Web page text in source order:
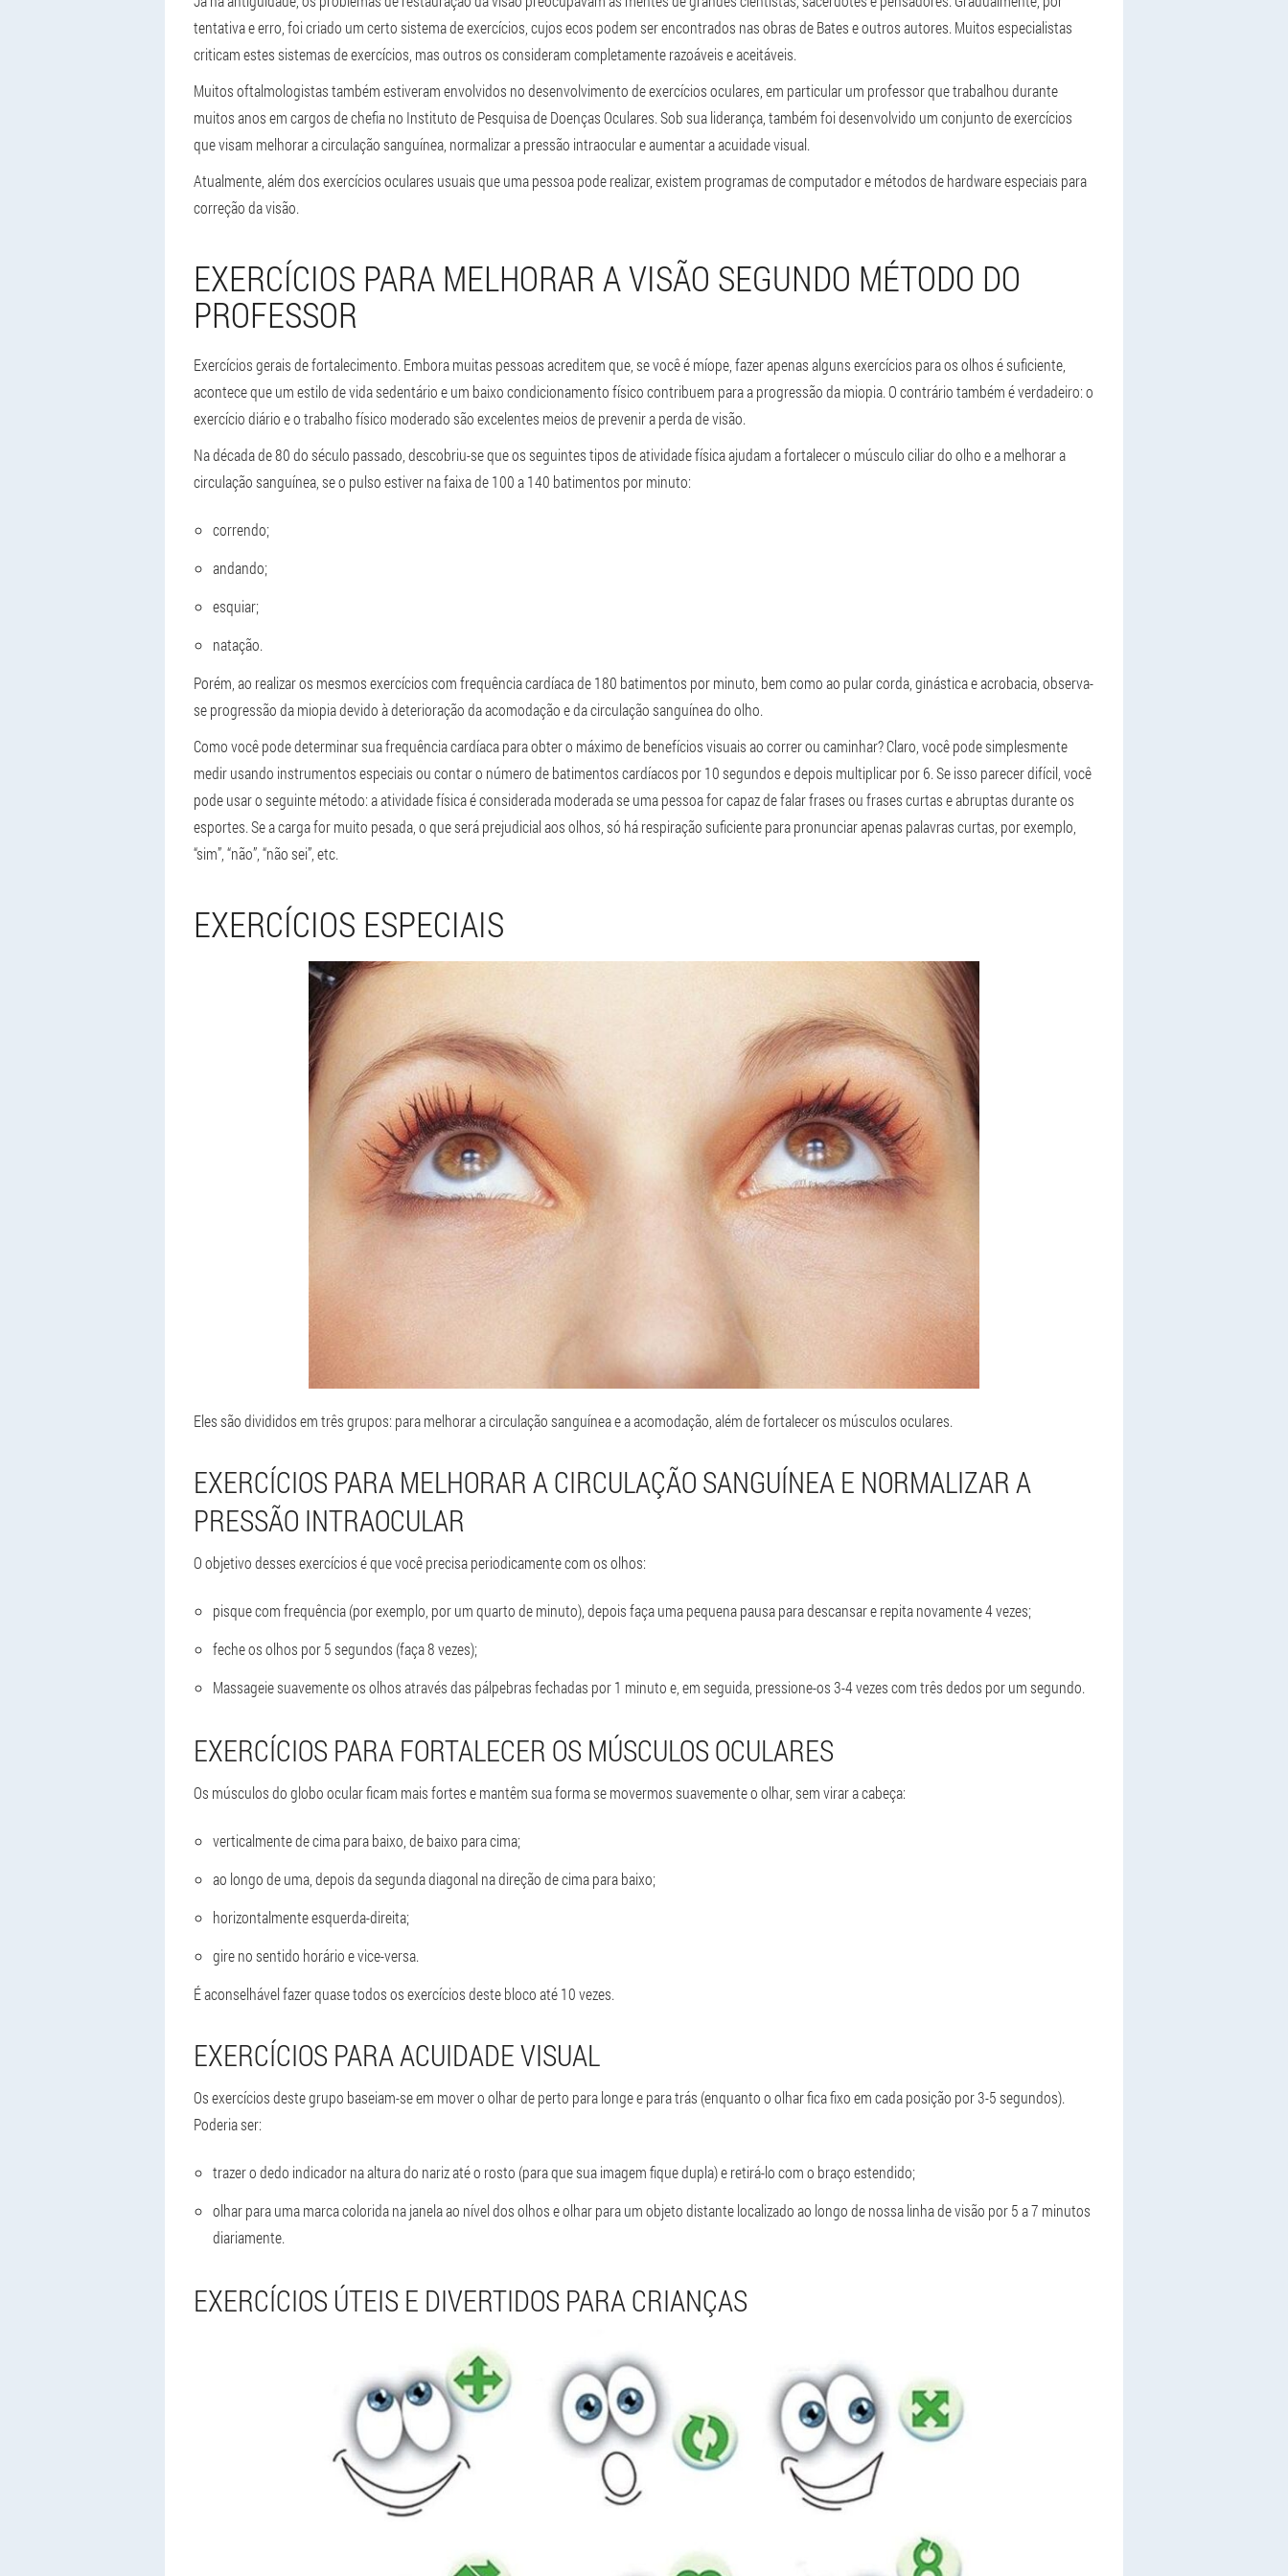
tentativa e erro, foi criado um certo sistema de exercícios, cujos ecos podem ser encontrados nas obras de Bates e outros autores. Muitos especialistas
criticam estes sistemas de exercícios, mas outros os consideram completamente razoáveis e aceitáveis.
Muitos oftalmologistas também estiveram envolvidos no desenvolvimento de exercícios oculares, em particular um professor que trabalhou durante
muitos anos em cargos de chefia no Instituto de Pesquisa de Doenças Oculares. Sob sua liderança, também foi desenvolvido um conjunto de exercícios
que visam melhorar a circulação sanguínea, normalizar a pressão intraocular e aumentar a acuidade visual.
Atualmente, além dos exercícios oculares usuais que uma pessoa pode realizar, existem programas de computador e métodos de hardware especiais para
correção da visão.
EXERCÍCIOS PARA MELHORAR A VISÃO SEGUNDO MÉTODO DO
PROFESSOR
Exercícios gerais de fortalecimento. Embora muitas pessoas acreditem que, se você é míope, fazer apenas alguns exercícios para os olhos é suficiente,
acontece que um estilo de vida sedentário e um baixo condicionamento físico contribuem para a progressão da miopia. O contrário também é verdadeiro: o
exercício diário e o trabalho físico moderado são excelentes meios de prevenir a perda de visão.
Na década de 80 do século passado, descobriu-se que os seguintes tipos de atividade física ajudam a fortalecer o músculo ciliar do olho e a melhorar a
circulação sanguínea, se o pulso estiver na faixa de 100 a 140 batimentos por minuto:
correndo;
andando;
esquiar;
natação.
Porém, ao realizar os mesmos exercícios com frequência cardíaca de 180 batimentos por minuto, bem como ao pular corda, ginástica e acrobacia, observa-
se progressão da miopia devido à deterioração da acomodação e da circulação sanguínea do olho.
Como você pode determinar sua frequência cardíaca para obter o máximo de benefícios visuais ao correr ou caminhar? Claro, você pode simplesmente
medir usando instrumentos especiais ou contar o número de batimentos cardíacos por 10 segundos e depois multiplicar por 6. Se isso parecer difícil, você
pode usar o seguinte método: a atividade física é considerada moderada se uma pessoa for capaz de falar frases ou frases curtas e abruptas durante os
esportes. Se a carga for muito pesada, o que será prejudicial aos olhos, só há respiração suficiente para pronunciar apenas palavras curtas, por exemplo,
“sim”, “não”, “não sei”, etc.
EXERCÍCIOS ESPECIAIS
Eles são divididos em três grupos: para melhorar a circulação sanguínea e a acomodação, além de fortalecer os músculos oculares.
EXERCÍCIOS PARA MELHORAR A CIRCULAÇÃO SANGUÍNEA E NORMALIZAR A
PRESSÃO INTRAOCULAR
O objetivo desses exercícios é que você precisa periodicamente com os olhos:
pisque com frequência (por exemplo, por um quarto de minuto), depois faça uma pequena pausa para descansar e repita novamente 4 vezes;
feche os olhos por 5 segundos (faça 8 vezes);
Massageie suavemente os olhos através das pálpebras fechadas por 1 minuto e, em seguida, pressione-os 3-4 vezes com três dedos por um segundo.
EXERCÍCIOS PARA FORTALECER OS MÚSCULOS OCULARES
Os músculos do globo ocular ficam mais fortes e mantêm sua forma se movermos suavemente o olhar, sem virar a cabeça:
verticalmente de cima para baixo, de baixo para cima;
ao longo de uma, depois da segunda diagonal na direção de cima para baixo;
horizontalmente esquerda-direita;
gire no sentido horário e vice-versa.
É aconselhável fazer quase todos os exercícios deste bloco até 10 vezes.
EXERCÍCIOS PARA ACUIDADE VISUAL
Os exercícios deste grupo baseiam-se em mover o olhar de perto para longe e para trás (enquanto o olhar fica fixo em cada posição por 3-5 segundos).
Poderia ser:
trazer o dedo indicador na altura do nariz até o rosto (para que sua imagem fique dupla) e retirá-lo com o braço estendido;
olhar para uma marca colorida na janela ao nível dos olhos e olhar para um objeto distante localizado ao longo de nossa linha de visão por 5 a 7 minutos
diariamente.
EXERCÍCIOS ÚTEIS E DIVERTIDOS PARA CRIANÇAS